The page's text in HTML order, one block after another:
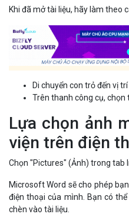
Khi đã mở tài liệu, hãy làm theo
Di chuyển con trỏ đến vị
Trên thanh công cụ, chọn
Lựa chọn ảnh
viện trên điện
Chọn "Pictures" (Ảnh) trong tab
Microsoft Word sẽ cho phép
điện thoại của mình. Bạn có
chèn vào tài liệu.